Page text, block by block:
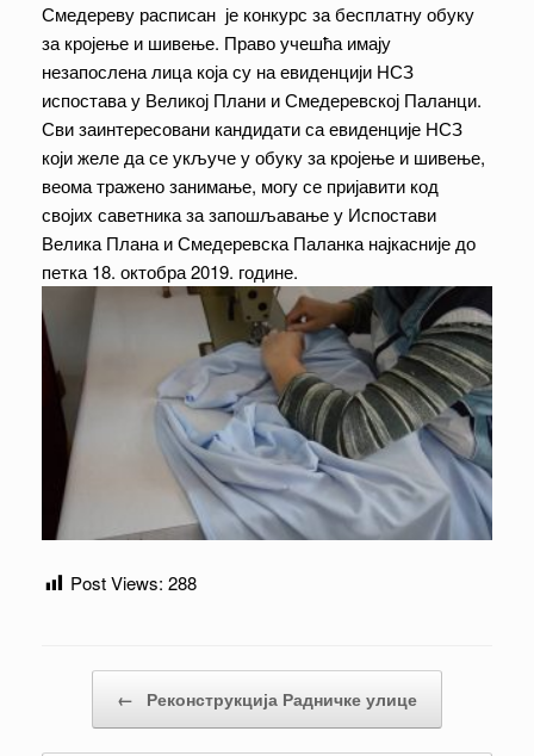
Смедереву расписан је конкурс за бесплатну обуку
за кројење и шивење. Право учешћа имају
незапослена лица која су на евиденцији НСЗ
испостава у Великој Плани и Смедеревској Паланци.
Сви заинтересовани кандидати са евиденције НСЗ
који желе да се укључе у обуку за кројење и шивење,
веома тражено занимање, могу се пријавити код
својих саветника за запошљавање у Испостави
Велика Плана и Смедеревска Паланка најкасније до
петка 18. октобра 2019. године.
Post Views: 288
← Реконструкција Радничке улице